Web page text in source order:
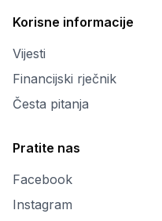
Korisne informacije
Vijesti
Financijski rječnik
Česta pitanja
Pratite nas
Facebook
Instagram